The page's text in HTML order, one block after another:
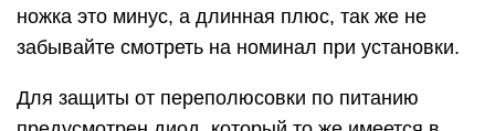
ножка это минус, а длинная плюс, так же не
забывайте смотреть на номинал при установки.
Для защиты от переполюсовки по питанию